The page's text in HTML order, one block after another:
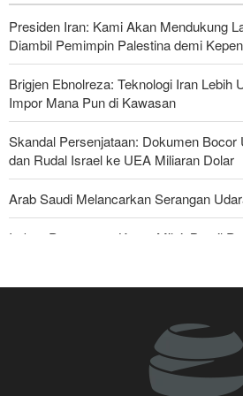
Presiden Iran: Kami Akan Mendukung
Diambil Pemimpin Palestina demi
Brigjen Ebnolreza: Teknologi Iran Lebih
Impor Mana Pun di Kawasan
Skandal Persenjataan: Dokumen Bocor
dan Rudal Israel ke UEA Miliaran Dolar
Arab Saudi Melancarkan Serangan
Imbas Pernyataan Kasar Milei; Brasil
Drone—Strategi Kompensasi Ketiga
Legislator Iran: AS Akan Segera Diusir